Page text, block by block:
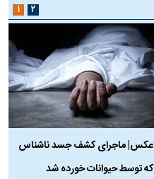
عکس| ماجرای کشف جسد ناشناس
که توسط حیوانات خورده شد
۱ ۲